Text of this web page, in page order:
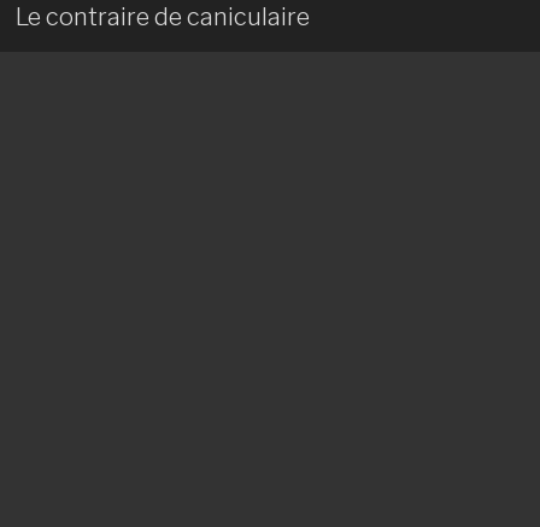
Le contraire de caniculaire